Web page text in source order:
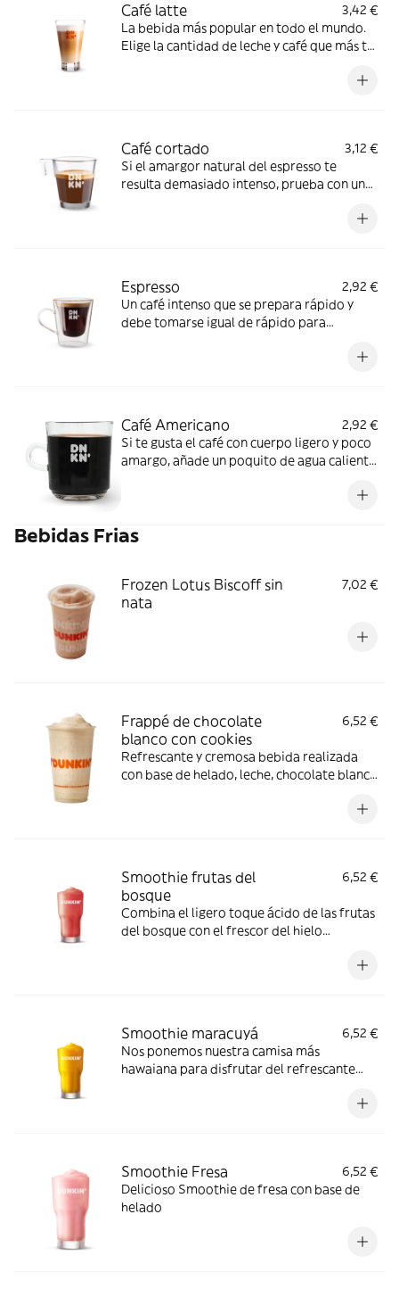
Café latte
3,42 €
La bebida más popular en todo el mundo.
Elige la cantidad de leche y café que más te
Café cortado
3,12 €
Si el amargor natural del espresso te
resulta demasiado intenso, prueba con un
Espresso
2,92 €
Un café intenso que se prepara rápido y
debe tomarse igual de rápido para
Café Americano
2,92 €
Si te gusta el café con cuerpo ligero y poco
amargo, añade un poquito de agua caliente
Bebidas Frias
Frozen Lotus Biscoff sin
nata
7,02 €
Frappé de chocolate
blanco con cookies
6,52 €
Refrescante y cremosa bebida realizada
con base de helado, leche, chocolate blanco
Smoothie frutas del
bosque
6,52 €
Combina el ligero toque ácido de las frutas
del bosque con el frescor del hielo
Smoothie maracuyá
6,52 €
Nos ponemos nuestra camisa más
hawaiana para disfrutar del refrescante
Smoothie Fresa
6,52 €
Delicioso Smoothie de fresa con base de
helado